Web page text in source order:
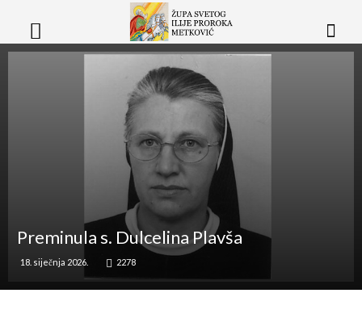
Preminula s. Dulcelina Plavša
18. siječnja 2026. 2278